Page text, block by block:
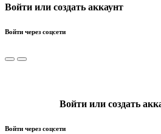
Войти или создать аккаунт
Войти через соцсети
Войти или создать
Войти через соцсети